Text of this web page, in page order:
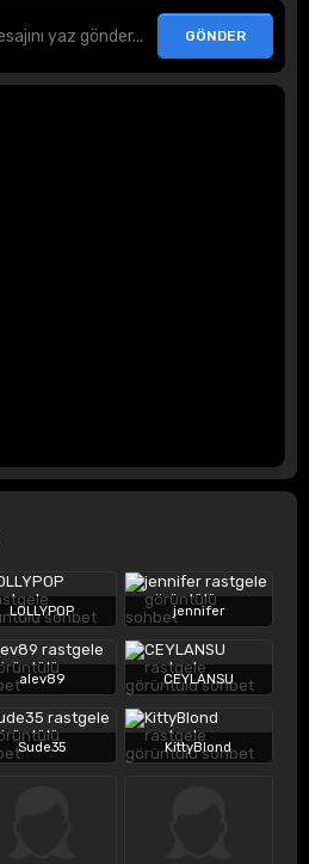
LOLLYPOP jennifer
alev89 CEYLANSU
Sude35 KittyBlond